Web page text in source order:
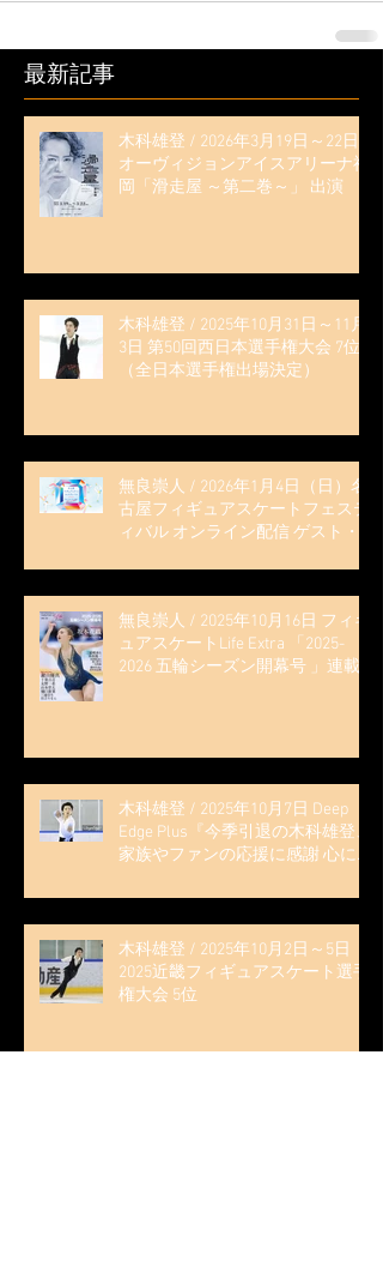
最新記事
木科雄登 / 2026年3月19日～22日
オーヴィジョンアイスアリーナ福
岡「滑走屋 ～第二巻～」 出演
木科雄登 / 2025年10月31日～11月
3日 第50回西日本選手権大会 7位
（全日本選手権出場決定）
無良崇人 / 2026年1月4日（日）名
古屋フィギュアスケートフェステ
ィバル オンライン配信 ゲスト・
無良崇人 / 2025年10月16日 フィギ
ュアスケートLife Extra 「2025-
2026 五輪シーズン開幕号 」連載
木科雄登 / 2025年10月7日 Deep
Edge Plus『今季引退の木科雄登、
家族やファンの応援に感謝 心に響
見に来て」』
木科雄登 / 2025年10月2日～5日
2025近畿フィギュアスケート選手
権大会 5位